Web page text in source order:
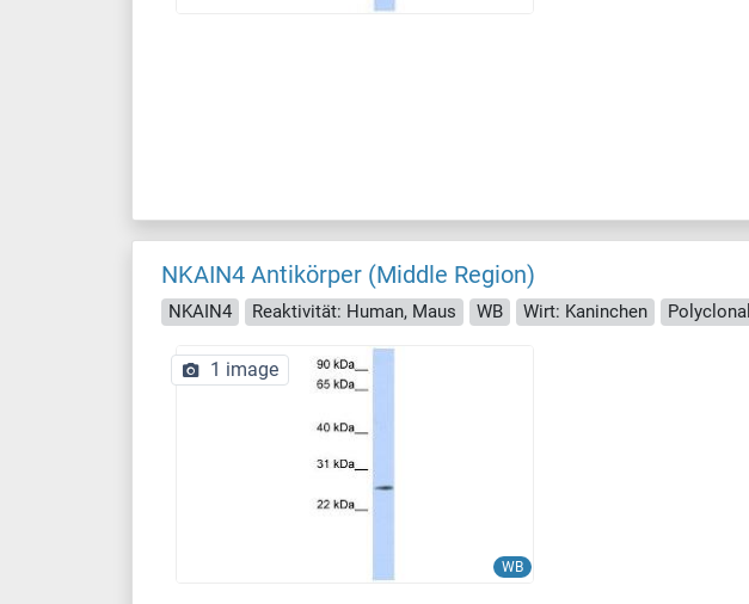
NKAIN4 Antikörper (Middle Region)
NKAIN4 Reaktivität: Human, Maus WB Wirt: Kaninchen Polyclonal
WB
1 image